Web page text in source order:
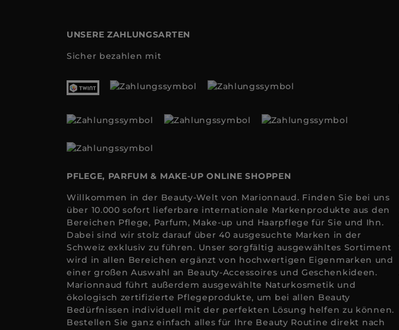
UNSERE ZAHLUNGSARTEN
Sicher bezahlen mit
PFLEGE, PARFUM & MAKE-UP ONLINE SHOPPEN
Willkommen in der Beauty-Welt von Marionnaud. Finden Sie bei uns
über 10.000 sofort lieferbare internationale Markenprodukte aus den
Bereichen Pflege, Parfum, Make-up und Haarpflege für Sie und Ihn.
Dabei sind wir stolz darauf über 40 ausgesuchte Marken in der
Schweiz exklusiv zu führen. Unser sorgfältig ausgewähltes Sortiment
wird in allen Bereichen ergänzt von hochwertigen Eigenmarken und
einer großen Auswahl an Beauty-Accessoires und Geschenkideen.
Marionnaud führt außerdem ausgewählte Naturkosmetik und
ökologisch zertifizierte Pflegeprodukte, um bei allen Beauty
Bedürfnissen individuell mit der perfekten Lösung helfen zu können.
Bestellen Sie ganz einfach alles für Ihre Beauty Routine direkt nach